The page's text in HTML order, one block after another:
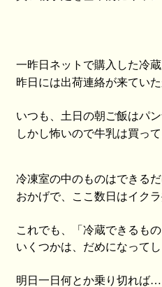
一昨日ネットで購入した冷
昨日には出荷連絡が来てい
いつも、土日の朝ご飯はパ
しかし怖いので牛乳は買っ
冷凍室の中のものはできる
おかげで、ここ数日はイク
これでも、「冷蔵できるも
いくつかは、だめになって
明日一日何とか乗り切れば